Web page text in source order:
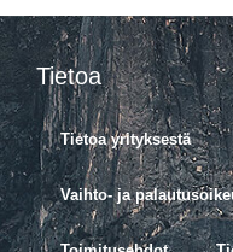
Tietoa
Tietoa yrityksestä
Vaihto- ja